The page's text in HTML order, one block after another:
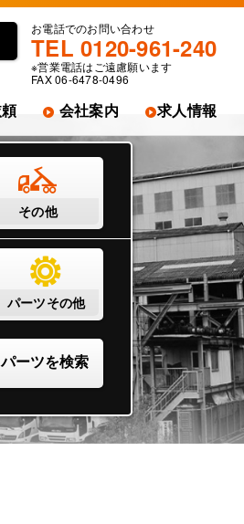
お電話でのお問い合わせ
TEL 0120-961-240
※営業電話はご遠慮願います
FAX 06-6478-0496
会社案内 求人情報
その他
パーツその他
パーツを検索